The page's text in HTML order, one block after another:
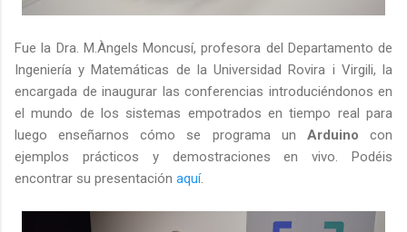
Fue la Dra. M.Àngels Moncusí, profesora del Departamento de
Ingeniería y Matemáticas de la Universidad Rovira i Virgili, la
encargada de inaugurar las conferencias introduciéndonos en
el mundo de los sistemas empotrados en tiempo real para
luego enseñarnos cómo se programa un Arduino con
ejemplos prácticos y demostraciones en vivo. Podéis
encontrar su presentación aquí.